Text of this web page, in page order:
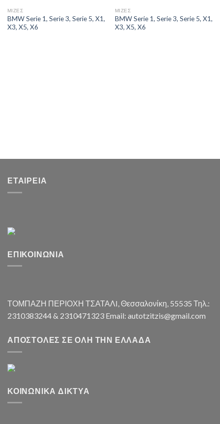
ΜΙΖΕΣ
BMW Serie 1, Serie 3, Serie 5, X1,
X3, X5, X6
ΜΙΖΕΣ
BMW Serie 1, Serie 3, Serie 5, X1,
X3, X5, X6
ΕΤΑΙΡΕΊΑ
ΕΠΙΚΟΙΝΩΝΊΑ
ΤΟΜΠΑΖΗ ΠΕΡΙΟΧΗ ΤΣΑΤΑΛI, Θεσσαλονίκη, 55535 Τηλ.:
2310383244 & 2310471323 Email: autotzitzis@gmail.com
ΑΠΟΣΤΟΛΈΣ ΣΕ ΌΛΗ ΤΗΝ ΕΛΛΆΔΑ
ΚΟΙΝΩΝΙΚΆ ΔΊΚΤΥΑ